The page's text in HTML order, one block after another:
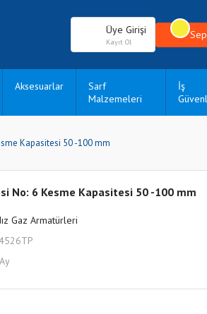
Üye Girişi
Kayıt Ol
Aksesuarlar
Sarf
Malzemeleri
İş
Kapasitesi 50 -100 mm
No: 6 Kesme Kapasitesi 50 -100 mm
Gaz Armatürleri